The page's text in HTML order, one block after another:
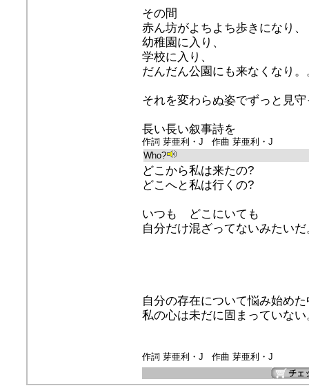
その間
赤ん坊がよちよち歩きになり、
幼稚園に入り、
学校に入り、
だんだん公園にも来なくなり。
それを変わらぬ姿でずっと見
長い長い叙事詩を
作詞 芽亜利・J 作曲 芽亜利・J
Who?
どこから私は来たの?
どこへと私は行くの?
いつも どこにいても
自分だけ混ざってないみたい
自分の存在について悩み始め
私の心は未だに固まっていない
作詞 芽亜利・J 作曲 芽亜利・J